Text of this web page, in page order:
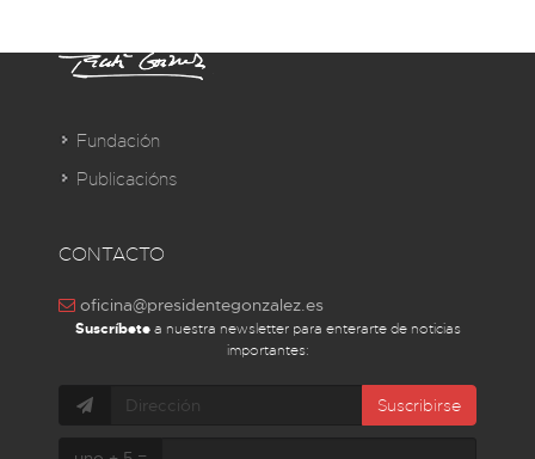
Fundación
Publicacións
CONTACTO
oficina@presidentegonzalez.es
Suscríbetea nuestra newsletter para enterarte de noticias
importantes:
Suscribirse